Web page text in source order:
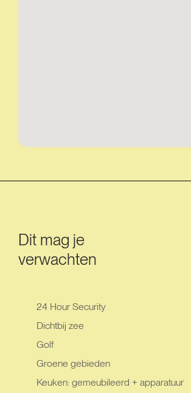
Dit mag je
verwachten
24 Hour Security
Dichtbij zee
Golf
Groene gebieden
Keuken: gemeubileerd + apparatuur